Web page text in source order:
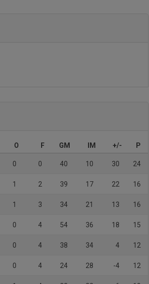
O F GM IM +/- P
0 0 40 10 30 24
1 2 39 17 22 16
1 3 34 21 13 16
0 4 54 36 18 15
0 4 38 34 4 12
0 4 24 28 -4 12